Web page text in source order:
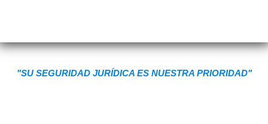
"SU SEGURIDAD JURÍDICA ES NUESTRA PRIORIDAD"